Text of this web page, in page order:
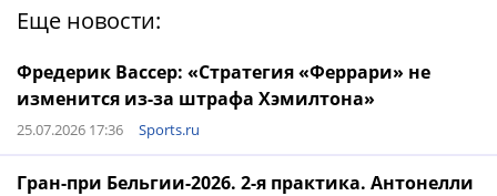
Еще новости:
Фредерик Вассер: «Стратегия «Феррари» не
изменится из-за штрафа Хэмилтона»
25.07.2026 17:36 Sports.ru
Гран-при Бельгии-2026. 2-я практика. Антонелли